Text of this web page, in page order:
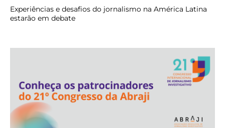
Experiências e desafios do jornalismo na América Latina
estarão em debate